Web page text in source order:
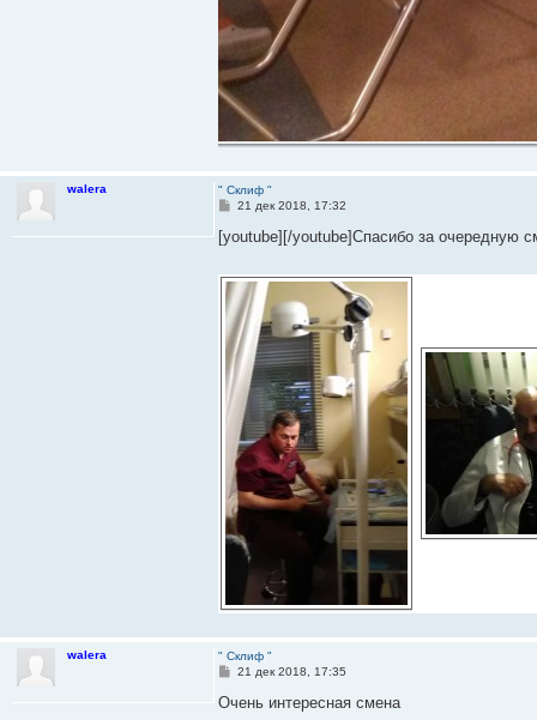
walera
" Склиф "
С
о
е
н
и
е
21 дек 2018, 17:32
[youtube][/youtube]Спасибо за очередную
walera
" Склиф "
С
о
21 дек 2018, 17:35
Очень интересная смена